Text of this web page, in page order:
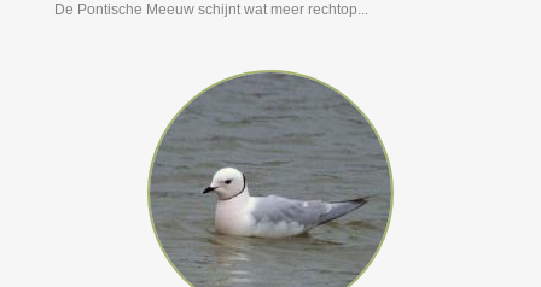
De Pontische Meeuw schijnt wat meer rechtop...